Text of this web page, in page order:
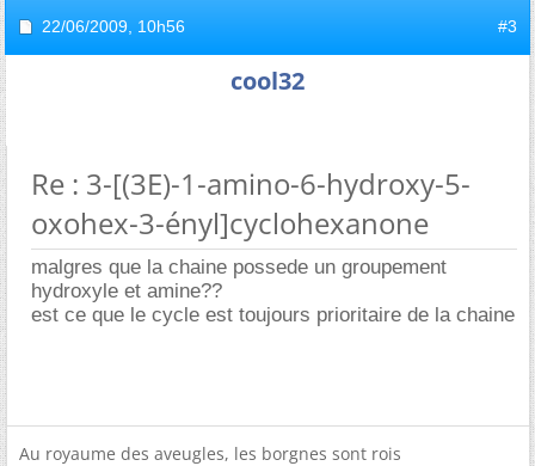
22/06/2009, 10h56 #3
cool32
Re : 3-[(3E)-1-amino-6-hydroxy-5-
oxohex-3-ényl]cyclohexanone
malgres que la chaine possede un groupement
hydroxyle et amine??
est ce que le cycle est toujours prioritaire de la chaine
Au royaume des aveugles, les borgnes sont rois